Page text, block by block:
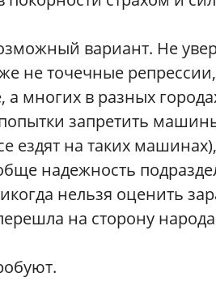
вариант. Не
не точечные
многих в разных
запретить
ездят на таких
надежность
нельзя оценить
на сторону